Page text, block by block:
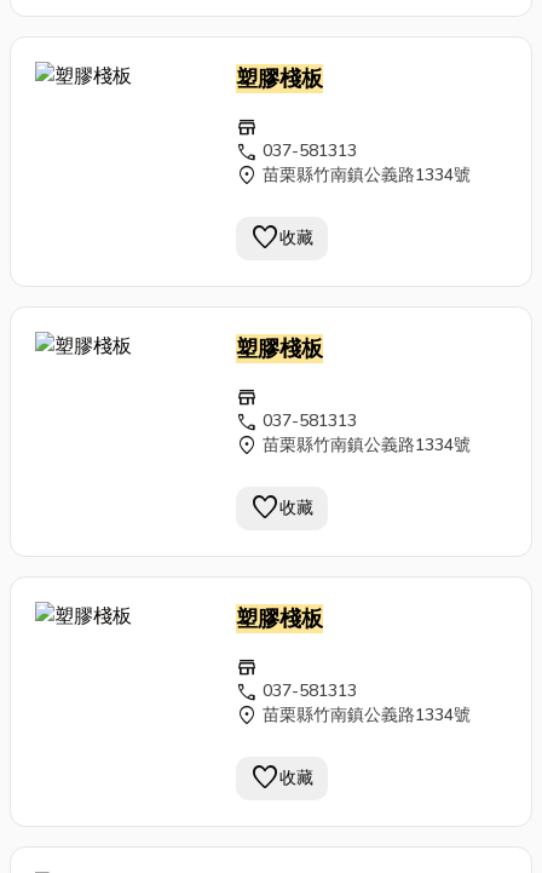
塑膠棧板
store
call 037-581313
location_on 苗栗縣竹南鎮公義路1334號
favorite收藏
塑膠棧板
store
call 037-581313
location_on 苗栗縣竹南鎮公義路1334號
favorite收藏
塑膠棧板
store
call 037-581313
location_on 苗栗縣竹南鎮公義路1334號
favorite收藏